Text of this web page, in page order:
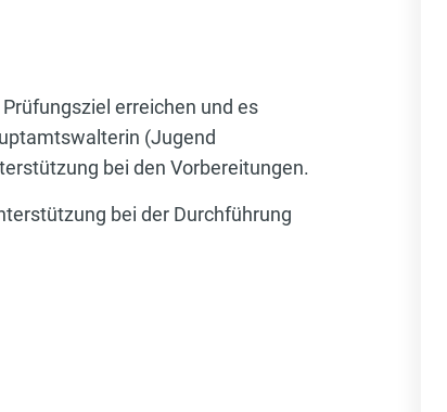
erreichen und es
(Jugend
bei den Vorbereitungen.
bei der Durchführung